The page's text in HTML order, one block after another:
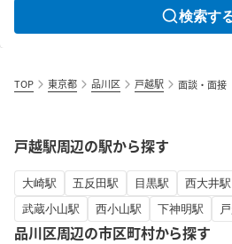
検索す
TOP 東京都 品川区 戸越駅 面談・面接
戸越駅周辺の駅から探す
大崎駅 五反田駅 目黒駅 西大井駅
武蔵小山駅
西小山駅 下神明駅
品川区周辺の市区町村から探す